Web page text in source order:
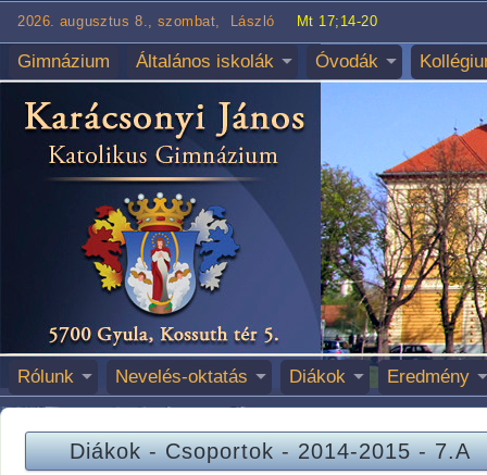
2026. augusztus 8., szombat, László Mt 17;14-20
Gimnázium Általános iskolák Óvodák
Rólunk Nevelés-oktatás Diákok Eredmény
Diákok-Csoportok-2014-2015-7.A